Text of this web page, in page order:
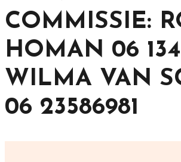
COMMISSIE:
HOMAN 06
WILMA VAN
06 23586981